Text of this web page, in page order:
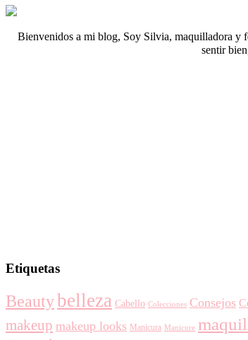
Bienvenidos a mi blog, Soy Silvia, maquilladora y
sentir
Etiquetas
Beautybelleza Cabello Colecciones Consejos
makeup makeup looks Manicura Manicure